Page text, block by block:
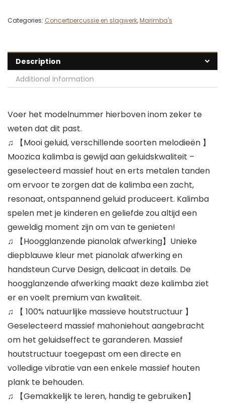
Categories: Concertpercussie en slagwerk,Marimba's
Description
Additional information
Voer het modelnummer hierboven inom zeker te
weten dat dit past.
♫ 【Mooi geluid, verschillende soorten melodieën 】
Moozica kalimba is gewijd aan geluidskwaliteit –
geselecteerd massief hout en erts metalen tanden
om ervoor te zorgen dat de kalimba een zacht,
resonaat, ontspannend geluid produceert. Kalimba
spelen met je kinderen en geliefde zou altijd een
geweldig moment zijn om van te genieten!
♫ 【Hoogglanzende pianolak afwerking】Unieke
diepblauwe kleur met pianolak afwerking en
handsteun Curve Design, delicaat in details. De
hoogglanzende afwerking maakt deze kalimba ziet
er en voelt premium van kwaliteit.
♫ 【 100% natuurlijke massieve houtstructuur 】
Geselecteerd massief mahoniehout aangebracht
om het geluidseffect te garanderen. Massief
houtstructuur toegepast om een directe en
volledige vibratie van een enkele massief houten
plank te behouden.
♫ 【Gemakkelijk te leren, handig te gebruiken】